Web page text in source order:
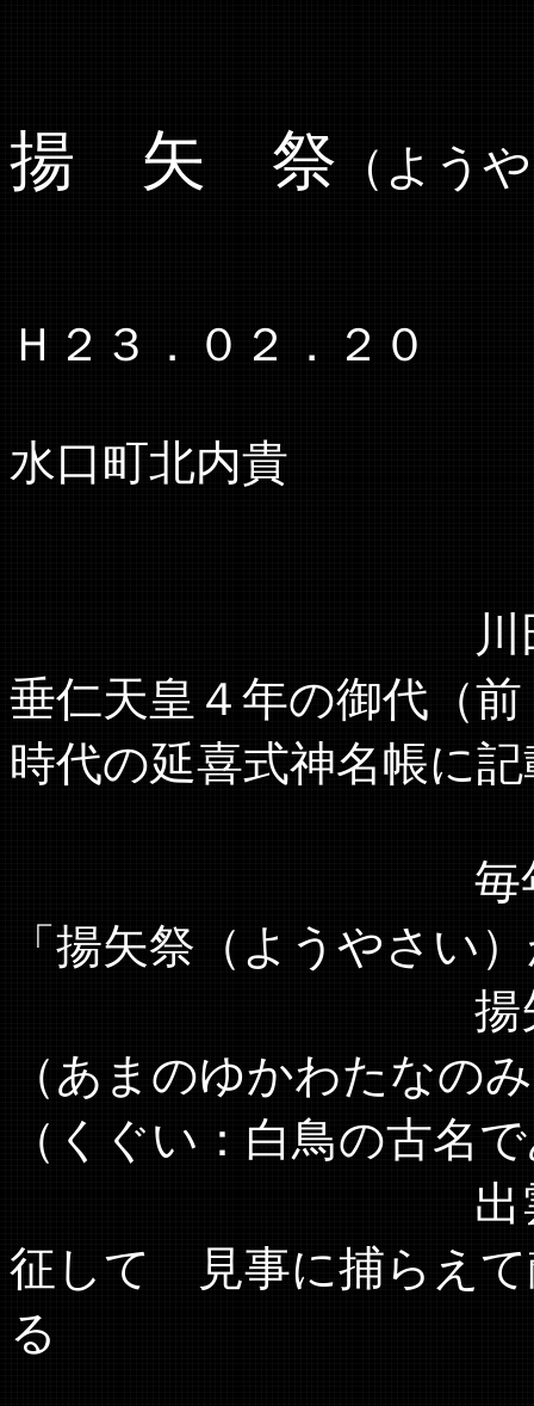
揚 矢 祭 （よう
Ｈ２３．０２．２０
水口町北内貴
川田神社の創
垂仁天皇４年の御代（
時代の延喜式神名帳に
毎年２月２
「揚矢祭（ようやさい
揚矢祭は 祭
（あまのゆかわたなの
（くぐい：白鳥の古名
出雲の国（現
征して 見事に捕らえて
る